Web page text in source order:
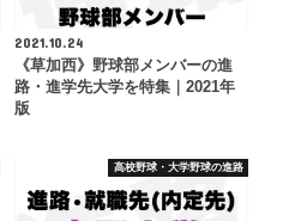
2021.10.24
《草加西》野球部メンバーの進
路・進学先大学を特集｜2021年
版
高校野球・大学野球の進路